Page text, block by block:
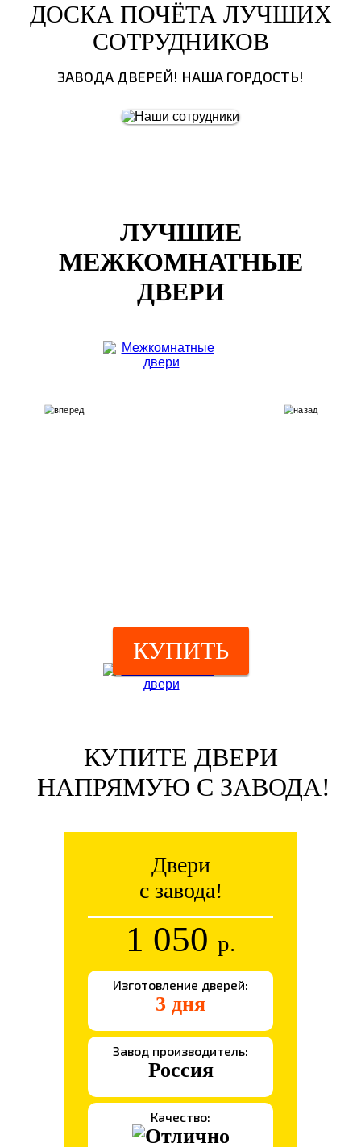
ДОСКА ПОЧЁТА ЛУЧШИХ
СОТРУДНИКОВ
ЗАВОДА ДВЕРЕЙ! НАША ГОРДОСТЬ!
ЛУЧШИЕ
МЕЖКОМНАТНЫЕ
ДВЕРИ
КУПИТЬ
КУПИТЕ ДВЕРИ
НАПРЯМУЮ С ЗАВОДА!
Двери
с завода!
1 050 р.
Изготовление дверей:
3 дня
Завод производитель:
Россия
Качество: